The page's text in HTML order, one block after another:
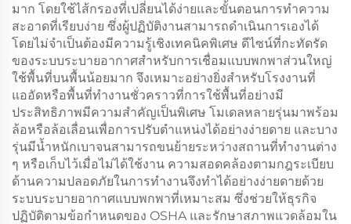
มาก โดยใช้ไส้กรองที่เปลี่ยนได้ง่ายและขั้นตอนการทำความ
สะอาดที่เรียบง่าย ซึ่งผู้ปฏิบัติงานสามารถดำเนินการเองได้
โดยไม่จำเป็นต้องมีความรู้เชิงเทคนิคพิเศษ ดีไซน์ที่กะทัดรัด
ของระบบระบายอากาศสำหรับการเชื่อมแบบพกพาส่วนใหญ่
ใช้พื้นที่บนพื้นน้อยมาก จึงเหมาะอย่างยิ่งสำหรับโรงงานที่
แออัดหรือพื้นที่ทำงานชั่วคราวที่การใช้พื้นที่อย่างมี
ประสิทธิภาพมีความสำคัญเป็นพิเศษ โมเดลหลายรุ่นมาพร้อม
ล้อหรือล้อเลื่อนเพื่อการปรับตำแหน่งได้อย่างง่ายดาย และบาง
รุ่นมีน้ำหนักเบาจนสามารถขนย้ายระหว่างสถานที่ทำงานต่าง
ๆ หรือเก็บไว้เมื่อไม่ได้ใช้งาน ความสอดคล้องตามกฎระเบียบ
ด้านความปลอดภัยในการทำงานจึงทำได้อย่างง่ายดายด้วย
ระบบระบายอากาศแบบพกพาที่เหมาะสม ซึ่งช่วยให้ธุรกิจ
ปฏิบัติตามข้อกำหนดของ OSHA และรักษาสภาพแวดล้อมใน